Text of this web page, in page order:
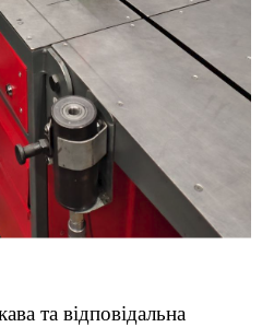
та відповідальна